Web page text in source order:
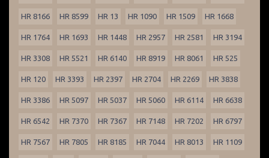
HR 8166 HR 8599 HR 13 HR 1090 HR 1509 HR 1668
HR 1764 HR 1693 HR 1448 HR 2957 HR 2581 HR 3194
HR 3308 HR 5521 HR 6140 HR 8919 HR 8061 HR 525
HR 120 HR 3393 HR 2397 HR 2704 HR 2269 HR 3838
HR 3386 HR 5097 HR 5037 HR 5060 HR 6114 HR 6638
HR 6542 HR 7370 HR 7367 HR 7148 HR 7202 HR 6797
HR 7567 HR 7805 HR 8185 HR 7044 HR 8013 HR 1109